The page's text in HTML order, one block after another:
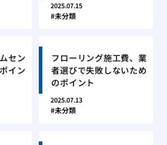
2025.07.15
未分類
セン
イン
フローリング施工費、業
者選びで失敗しないため
のポイント
2025.07.13
未分類